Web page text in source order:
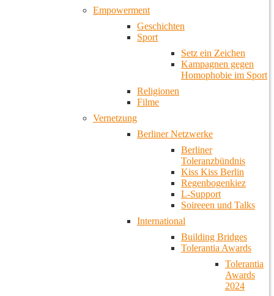
Empowerment
Geschichten
Sport
Setz ein Zeichen
Kampagnen gegen
Homophobie im Sport
Religionen
Filme
Vernetzung
Berliner Netzwerke
Berliner
Toleranzbündnis
Kiss Kiss Berlin
Regenbogenkiez
L-Support
Soireeen und Talks
International
Building Bridges
Tolerantia Awards
Tolerantia
Awards
2024